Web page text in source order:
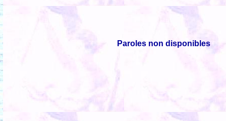
Paroles non disponibles